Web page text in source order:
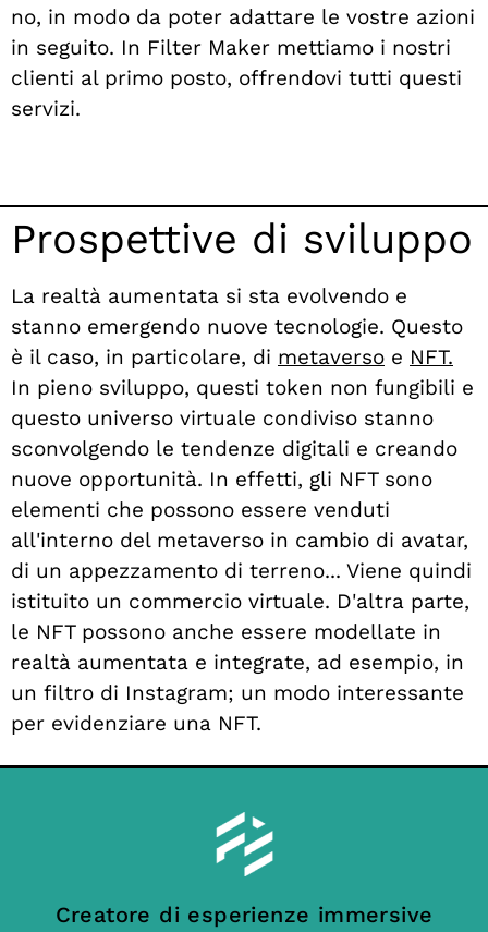
no, in modo da poter adattare le vostre azioni
in seguito. In Filter Maker mettiamo i nostri
clienti al primo posto, offrendovi tutti questi
servizi.
Prospettive di sviluppo
La realtà aumentata si sta evolvendo e
stanno emergendo nuove tecnologie. Questo
è il caso, in particolare, di metaverso e NFT.
In pieno sviluppo, questi token non fungibili e
questo universo virtuale condiviso stanno
sconvolgendo le tendenze digitali e creando
nuove opportunità. In effetti, gli NFT sono
elementi che possono essere venduti
all'interno del metaverso in cambio di avatar,
di un appezzamento di terreno... Viene quindi
istituito un commercio virtuale. D'altra parte,
le NFT possono anche essere modellate in
realtà aumentata e integrate, ad esempio, in
un filtro di Instagram; un modo interessante
per evidenziare una NFT.
Creatore di esperienze immersive